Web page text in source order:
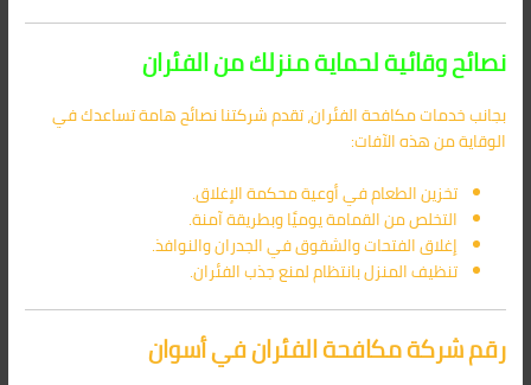
نصائح وقائية لحماية منزلك من الفئران
بجانب خدمات مكافحة الفئران، تقدم شركتنا نصائح هامة تساعدك في
الوقاية من هذه الآفات:
تخزين الطعام في أوعية محكمة الإغلاق.
التخلص من القمامة يوميًا وبطريقة آمنة.
إغلاق الفتحات والشقوق في الجدران والنوافذ.
تنظيف المنزل بانتظام لمنع جذب الفئران.
رقم شركة مكافحة الفئران في أسوان